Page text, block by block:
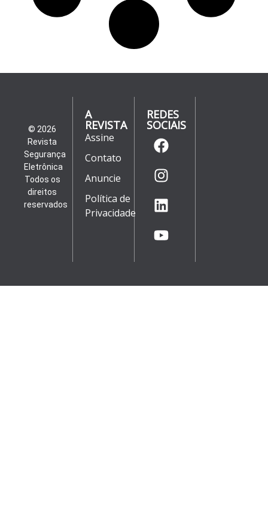
© 2026
Revista
Segurança
Eletrônica
Todos os
direitos
reservados
A
REVISTA
Assine
Contato
Anuncie
Política de
Privacidade
REDES
SOCIAIS